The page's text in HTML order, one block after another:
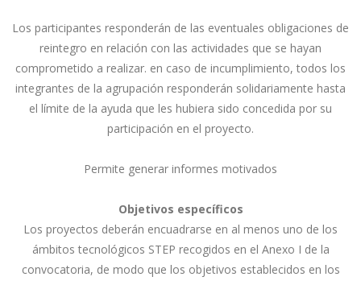
Los participantes responderán de las eventuales obligaciones de
reintegro en relación con las actividades que se hayan
comprometido a realizar. en caso de incumplimiento, todos los
integrantes de la agrupación responderán solidariamente hasta
el límite de la ayuda que les hubiera sido concedida por su
participación en el proyecto.
Permite generar informes motivados
Objetivos específicos
Los proyectos deberán encuadrarse en al menos uno de los
ámbitos tecnológicos STEP recogidos en el Anexo I de la
convocatoria, de modo que los objetivos establecidos en los